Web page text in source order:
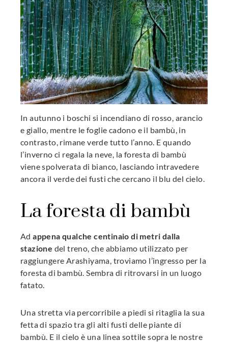
In autunno i boschi si incendiano di rosso, arancio
e giallo, mentre le foglie cadono e il bambù, in
contrasto, rimane verde tutto l’anno. E quando
l’inverno ci regala la neve, la foresta di bambù
viene spolverata di bianco, lasciando intravedere
ancora il verde dei fusti che cercano il blu del cielo.
La foresta di bambù
Adappena qualche centinaio di metri dalla
stazione del treno, che abbiamo utilizzato per
raggiungere Arashiyama, troviamo l’ingresso per la
foresta di bambù. Sembra di ritrovarsi in un luogo
fatato.
Una stretta via percorribile a piedi si ritaglia la sua
fetta di spazio tra gli alti fusti delle piante di
bambù. E il cielo è una linea sottile sopra le nostre